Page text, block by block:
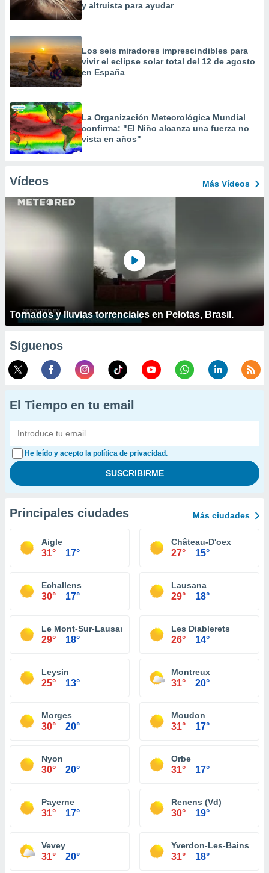
y altruista para ayudar
Los seis miradores imprescindibles para
vivir el eclipse solar total del 12 de agosto
en España
La Organización Meteorológica Mundial
confirma: "El Niño alcanza una fuerza no
vista en años"
Vídeos Más Vídeos
Tornados y lluvias torrenciales en Pelotas, Brasil.
Síguenos
El Tiempo en tu email
He leído y acepto la política de privacidad.
Principales ciudades Más ciudades
Aigle
31° 17°
Château-D'oex
27° 15°
Echallens
30° 17°
Lausana
29° 18°
Le Mont-Sur-Lausanne
29° 18°
Les Diablerets
26° 14°
Leysin
25° 13°
Montreux
31° 20°
Morges
30° 20°
Moudon
31° 17°
Nyon
30° 20°
Orbe
31° 17°
Payerne
31° 17°
Renens (Vd)
30° 19°
Vevey
31° 20°
Yverdon-Les-Bains
31° 18°